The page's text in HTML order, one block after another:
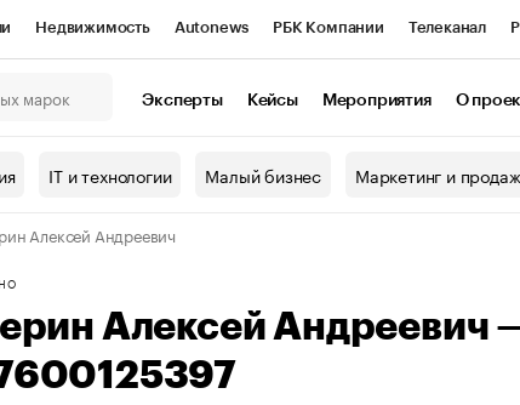
Недвижимость Autonews РБК Компании Телеканал
контрагентов
Эксперты Кейсы Мероприятия О
IT и технологии Малый бизнес Маркетинг и
Алексей Андреевич
Алексей